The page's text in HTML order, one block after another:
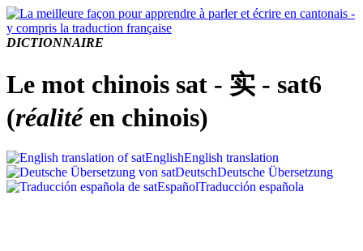
DICTIONNAIRE
Le mot chinois sat - 实 - sat6
(réalitéen chinois)
EnglishEnglish translation
DeutschDeutsche Übersetzung
EspañolTraducción española